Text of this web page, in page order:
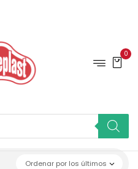
0
Ordenar por los últimos